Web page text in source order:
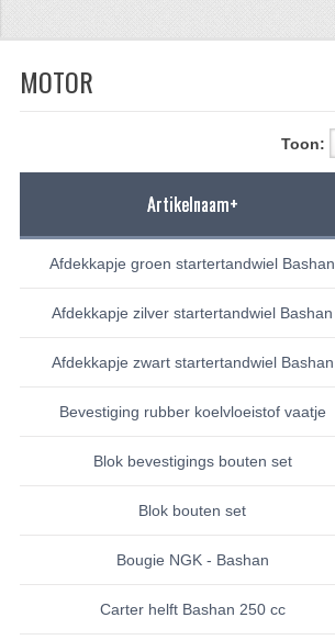
PAKKINGEN
PLASTIC PARTS
BRANDSTOF SYSTEEM
ELEKTRONICA
MOTOR
Toon:
Artikelnaam+
Afdekkapje groen startertandwiel Bashan
Afdekkapje zilver startertandwiel Bashan
Afdekkapje zwart startertandwiel Bashan
Bevestiging rubber koelvloeistof vaatje
Blok bevestigings bouten set
Blok bouten set
Bougie NGK - Bashan
Carter helft Bashan 250 cc